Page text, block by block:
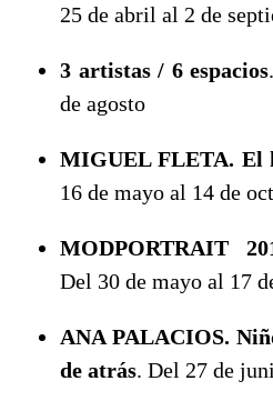
25 de abril al 2 de
3 artistas / 6 espacios
de agosto
MIGUEL FLETA. El
16 de mayo al 14 de
MODPORTRAIT
Del 30 de mayo al 17
ANA PALACIOS.
de atrás. Del 27 de